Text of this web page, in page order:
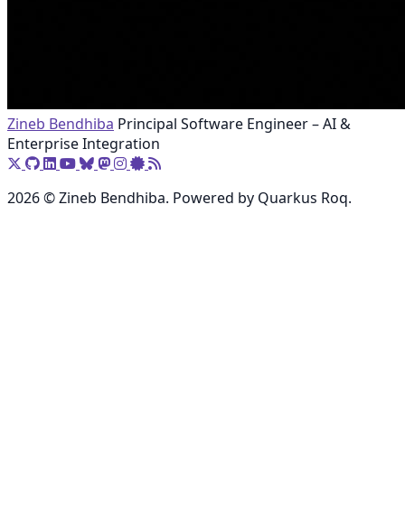
Zineb Bendhiba Principal Software Engineer – AI &
Enterprise Integration
2026 © Zineb Bendhiba. Powered by Quarkus Roq.